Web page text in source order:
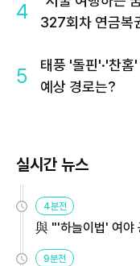
4
327회차 연금복
5
태풍 '돌핀'·'찬
예상 경로는?
실시간 뉴스
4분전
與 "'하늘이법' 여야
9분전